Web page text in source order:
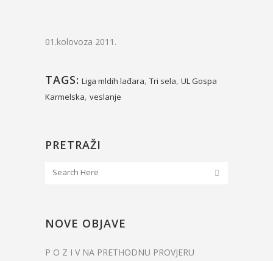
01.kolovoza 2011.
TAGS: Liga mldih lađara, Tri sela, UL Gospa
Karmelska, veslanje
PRETRAŽI
NOVE OBJAVE
P O Z I V NA PRETHODNU PROVJERU